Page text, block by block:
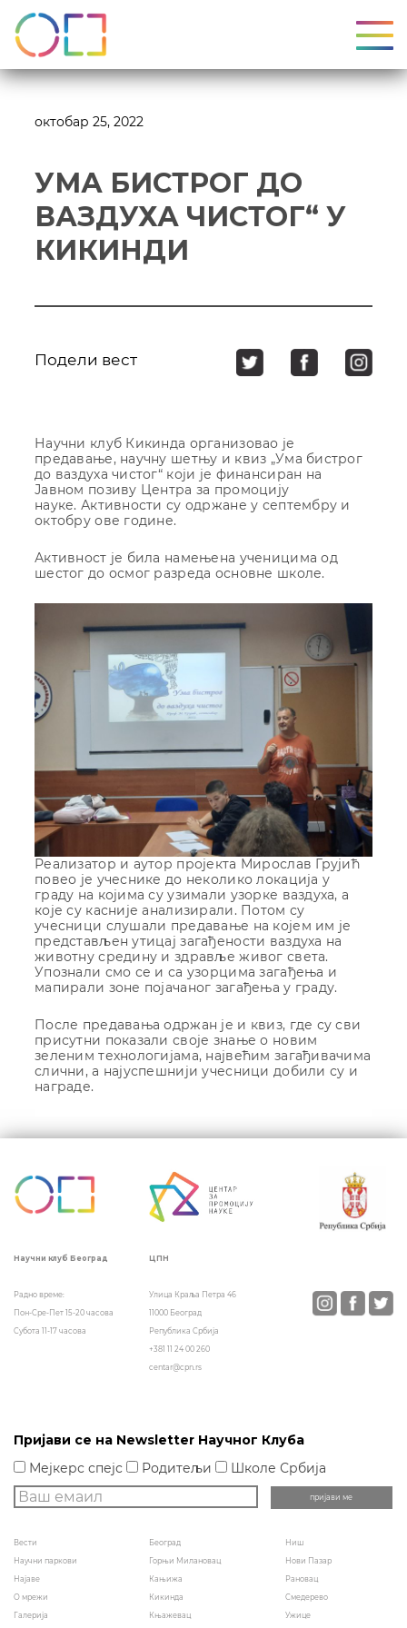
октобар 25, 2022
УМА БИСТРОГ ДО
ВАЗДУХА ЧИСТОГ“ У
КИКИНДИ
Подели вест
Научни клуб Кикинда организовао је
предавање, научну шетњу и квиз „Ума бистрог
до ваздуха чистог“ који је финансиран на
Јавном позиву Центра за промоцију
науке. Активности су одржане у септембру и
октобру ове године.
Активност је била намењена ученицима од
шестог до осмог разреда основне школе.
Реализатор и аутор пројекта Мирослав Грујић
повео је учеснике до неколико локација у
граду на којима су узимали узорке ваздуха, а
које су касније анализирали. Потом су
учесници слушали предавање на којем им је
представљен утицај загађености ваздуха на
животну средину и здравље живог света.
Упознали смо се и са узорцима загађења и
мапирали зоне појачаног загађења у граду.
После предавања одржан је и квиз, где су сви
присутни показали своје знање о новим
зеленим технологијама, највећим загађивачима
слични, а најуспешнији учесници добили су и
награде.
Кретање
Научни клуб Београд
Радно време:
Пон-Сре-Пет 15-20 часова
Субота 11-17 часова
ЦПН
Улица Краља Петра 46
11000 Београд
Република Србија
+381 11 24 00 260
centar@cpn.rs
Пријави се на Newsletter Научног Клуба
Мејкерс спејс
Родитељи Школе Србија
Вести
Научни паркови
Најаве
О мрежи
Галерија
Београд
Горњи Милановац
Кањижа
Кикинда
Књажевац
Ниш
Нови Пазар
Рановац
Смедерево
Ужице